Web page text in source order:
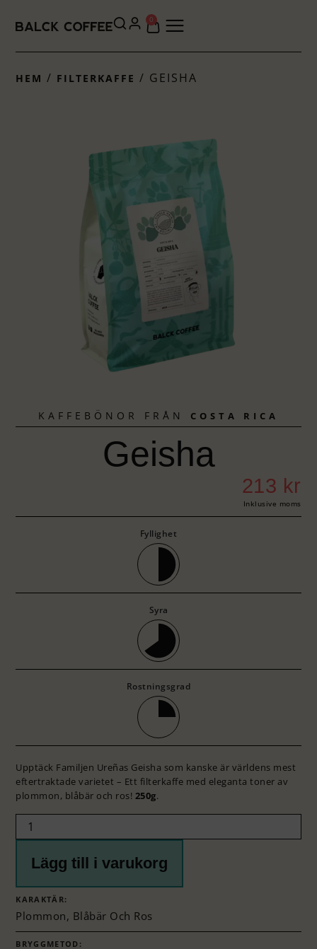
0
HEM / FILTERKAFFE / GEISHA
KAFFEBÖNOR FRÅN COSTA RICA
Geisha
213 kr
Inklusive moms
Fyllighet
Syra
Rostningsgrad
Upptäck Familjen Ureñas Geisha som kanske är världens mest
eftertraktade varietet – Ett filterkaffe med eleganta toner av
plommon, blåbär och ros! 250g.
Lägg till i varukorg
KARAKTÄR:
Plommon, Blåbär Och Ros
BRYGGMETOD: